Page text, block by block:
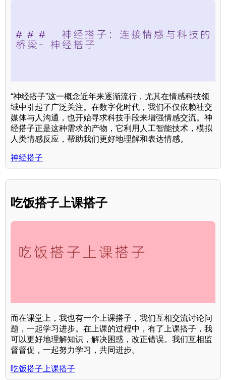
“神经搭子”这一概念近年来逐渐流行，尤其在情感科技领
域中引起了广泛关注。在数字化时代，我们不仅依赖社交
媒体与人沟通，也开始寻求科技手段来增强情感交流。神
经搭子正是这种需求的产物，它利用人工智能技术，模拟
人类情感反应，帮助我们更好地理解和表达情感。
神经搭子
吃饭搭子上课搭子
而在课堂上，我也有一个上课搭子，我们互相交流讨论问
题，一起学习进步。在上课的过程中，有了上课搭子，我
可以更好地理解知识，解决困惑，改正错误。我们互相监
督督促，一起努力学习，共同进步。
吃饭搭子上课搭子